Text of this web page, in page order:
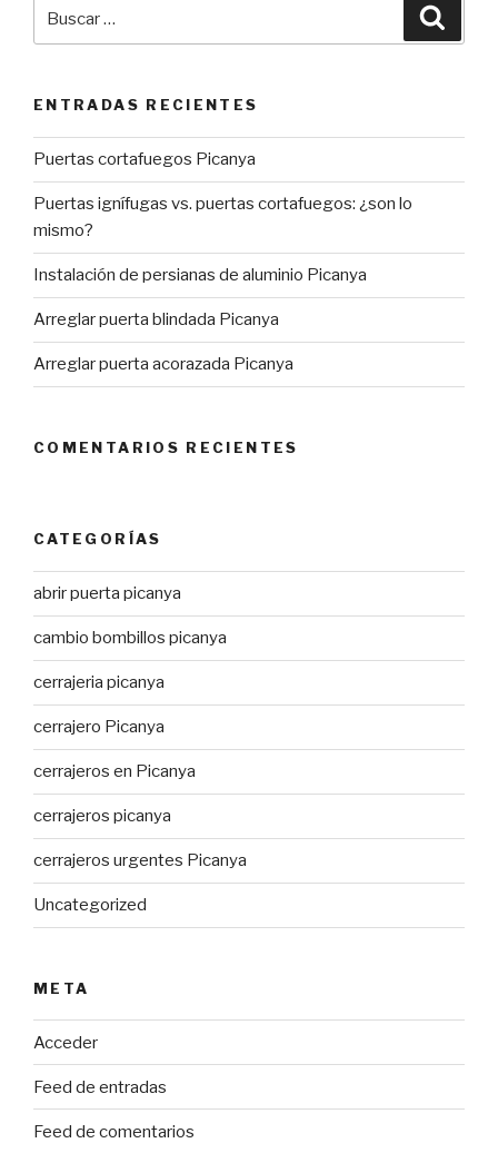
por:
ENTRADAS RECIENTES
Puertas cortafuegos Picanya
Puertas ignífugas vs. puertas cortafuegos: ¿son lo
mismo?
Instalación de persianas de aluminio Picanya
Arreglar puerta blindada Picanya
Arreglar puerta acorazada Picanya
COMENTARIOS RECIENTES
CATEGORÍAS
abrir puerta picanya
cambio bombillos picanya
cerrajeria picanya
cerrajero Picanya
cerrajeros en Picanya
cerrajeros picanya
cerrajeros urgentes Picanya
Uncategorized
META
Acceder
Feed de entradas
Feed de comentarios